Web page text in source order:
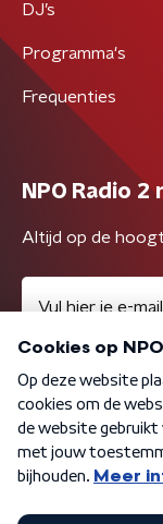
DJ’s
Programma's
Frequenties
NPO Radio
Altijd op de
Algemene